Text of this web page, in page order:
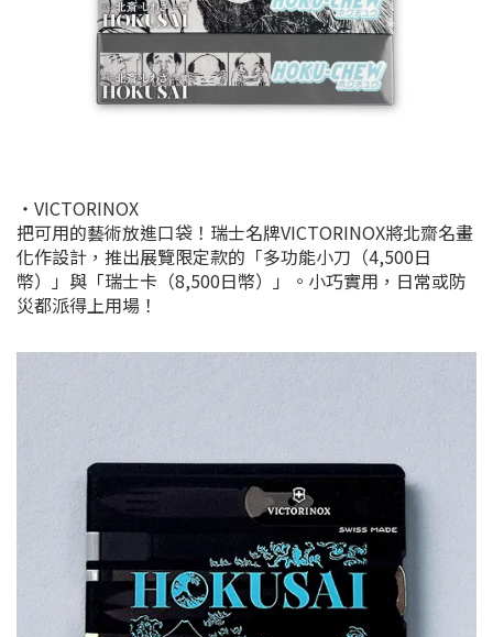
・VICTORINOX
把可用的藝術放進口袋！瑞士名牌VICTORINOX將北齋名畫
化作設計，推出展覽限定款的「多功能小刀（4,500日
幣）」與「瑞士卡（8,500日幣）」。小巧實用，日常或防
災都派得上用場！